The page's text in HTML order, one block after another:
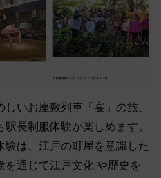
いお座敷列車「宴」の旅、
長制服体験が楽しめます。
は、江戸の町屋を意識した
通じて江戸文化 や歴史を